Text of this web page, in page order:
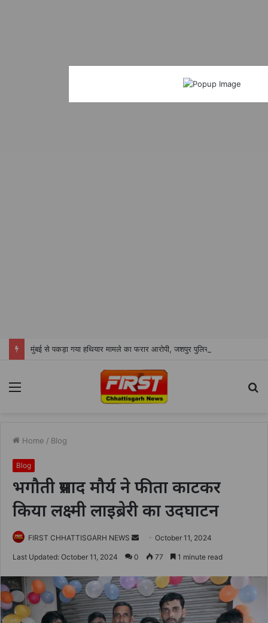
Menu
Home / Blog
Blog
भगौती प्रसाद मौर्य ने फीता काटकर
किया लक्ष्मी लाइब्रेरी का उदघाटन
FIRST CHHATTISGARH NEWS
SendOctober 11, 2024
Last Updated: October 11, 2024 0 77 1 minute read